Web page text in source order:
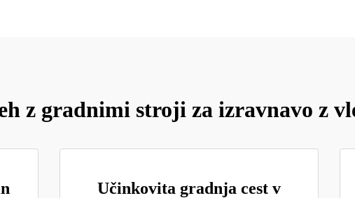
z gradnimi stroji za izravnavo z
Učinkovita gradnja cest v